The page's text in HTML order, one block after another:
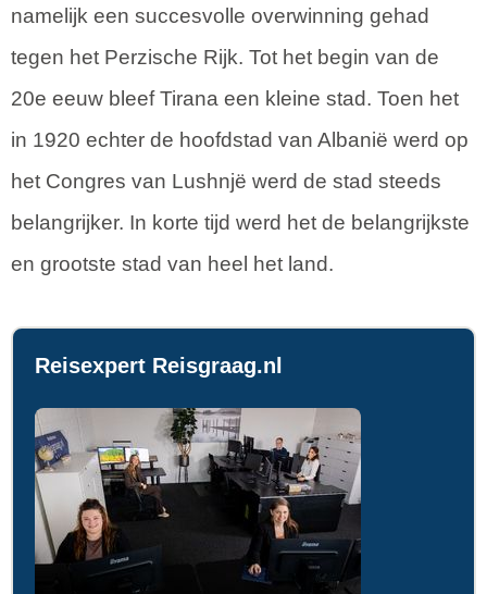
namelijk een succesvolle overwinning gehad
tegen het Perzische Rijk. Tot het begin van de
20e eeuw bleef Tirana een kleine stad. Toen het
in 1920 echter de hoofdstad van Albanië werd op
het Congres van Lushnjë werd de stad steeds
belangrijker. In korte tijd werd het de belangrijkste
en grootste stad van heel het land.
Reisexpert Reisgraag.nl